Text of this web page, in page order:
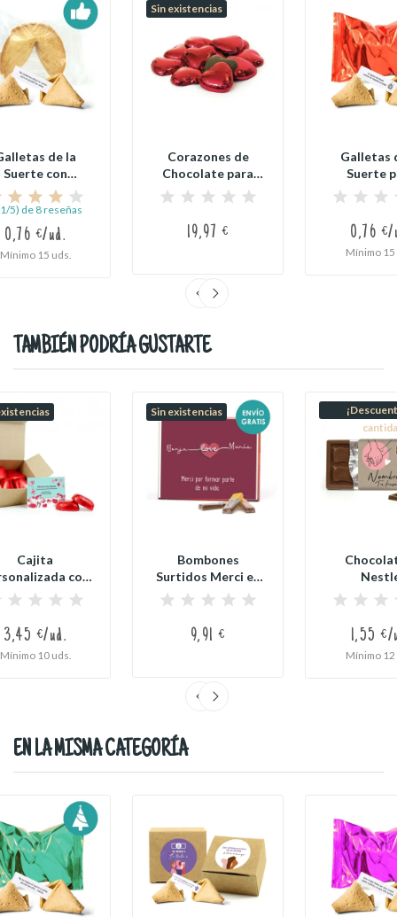
de la
Suerte con
Proverbios
Generales
5) de 8 reseñas
0,76 €/ud.
Mínimo 15 uds.
Sin existencias
Corazones de
Chocolate para
San Valentín (1
kilo)
19,97 €
Galletas
Suerte
0,76 €/
Mínimo 15
TAMBIÉN PODRÍA GUSTARTE
Cajita
con
de
Chocolate...
3,45 €/ud.
Mínimo 10 uds.
Sin existencias
Bombones
Surtidos Merci en
Caja
Personalizada...
9,91 € 1,55 €/
Mínimo 12
EN LA MISMA CATEGORÍA